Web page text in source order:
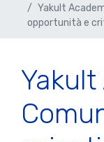
Yakult
opportunità e
Yakult